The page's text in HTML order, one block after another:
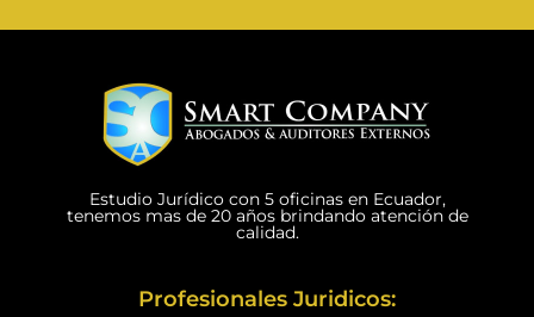
Estudio Jurídico con 5 oficinas en Ecuador,
tenemos mas de 20 años brindando atención de
calidad.
Profesionales Juridicos: